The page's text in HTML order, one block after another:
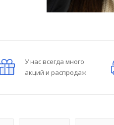
У нас всегда много
акций и распродаж